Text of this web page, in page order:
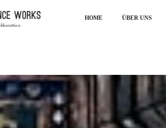
HOME ÜBER UNS